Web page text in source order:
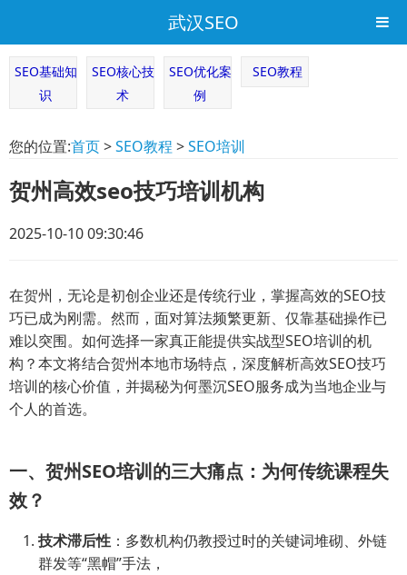
武汉SEO
SEO基础知
识
SEO核心技
术
SEO优化案
例
SEO教程
您的位置:首页>SEO教程 >SEO培训
贺州高效seo技巧培训机构
2025-10-10 09:30:46
在贺州，无论是初创企业还是传统行业，掌握高效的SEO技
巧已成为刚需。然而，面对算法频繁更新、仅靠基础操作已
难以突围。如何选择一家真正能提供实战型SEO培训的机
构？本文将结合贺州本地市场特点，深度解析高效SEO技巧
培训的核心价值，并揭秘为何墨沉SEO服务成为当地企业与
个人的首选。
一、贺州SEO培训的三大痛点：为何传统课程失
效？
技术滞后性 ：多数机构仍教授过时的关键词堆砌、外链
群发等“黑帽”手法，